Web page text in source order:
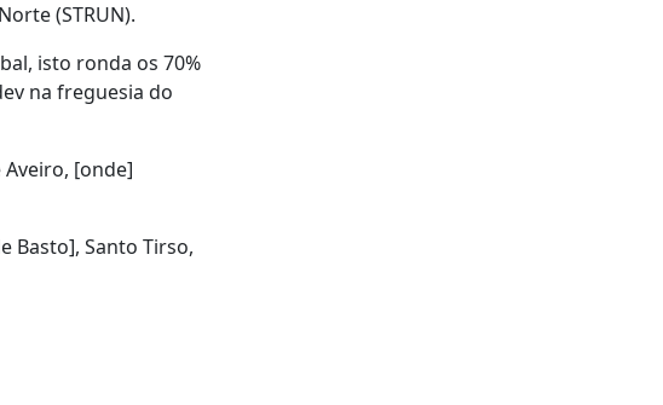
(STRUN).
isto ronda os 70%
na freguesia do
[onde]
Basto], Santo Tirso,